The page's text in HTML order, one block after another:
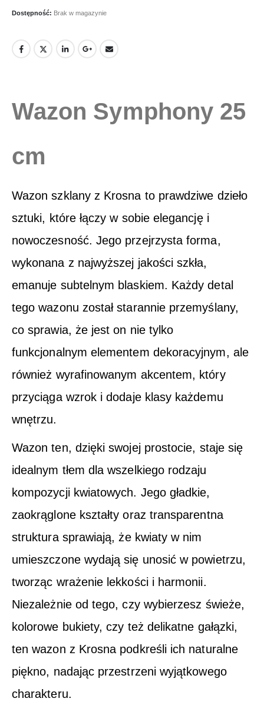
Dostępność: Brak w magazynie
Wazon Symphony 25
cm
Wazon szklany z Krosna to prawdziwe dzieło
sztuki, które łączy w sobie elegancję i
nowoczesność. Jego przejrzysta forma,
wykonana z najwyższej jakości szkła,
emanuje subtelnym blaskiem. Każdy detal
tego wazonu został starannie przemyślany,
co sprawia, że jest on nie tylko
funkcjonalnym elementem dekoracyjnym, ale
również wyrafinowanym akcentem, który
przyciąga wzrok i dodaje klasy każdemu
wnętrzu.
Wazon ten, dzięki swojej prostocie, staje się
idealnym tłem dla wszelkiego rodzaju
kompozycji kwiatowych. Jego gładkie,
zaokrąglone kształty oraz transparentna
struktura sprawiają, że kwiaty w nim
umieszczone wydają się unosić w powietrzu,
tworząc wrażenie lekkości i harmonii.
Niezależnie od tego, czy wybierzesz świeże,
kolorowe bukiety, czy też delikatne gałązki,
ten wazon z Krosna podkreśli ich naturalne
piękno, nadając przestrzeni wyjątkowego
charakteru.